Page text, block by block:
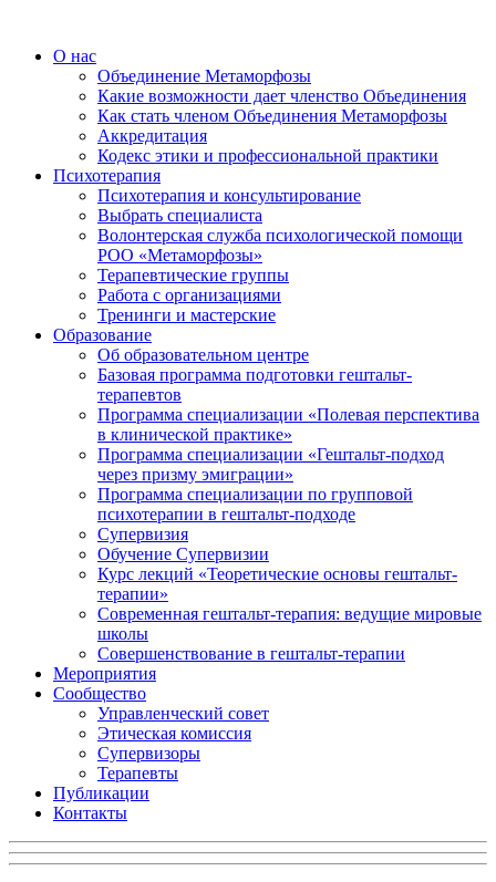
О нас
Объединение Метаморфозы
Какие возможности дает членство Объединения
Как стать членом Объединения Метаморфозы
Аккредитация
Кодекс этики и профессиональной практики
Психотерапия
Психотерапия и консультирование
Выбрать специалиста
Волонтерская служба психологической помощи
РОО «Метаморфозы»
Терапевтические группы
Работа с организациями
Тренинги и мастерские
Образование
Об образовательном центре
Базовая программа подготовки гештальт-
терапевтов
Программа специализации «Полевая перспектива
в клинической практике»
Программа специализации «Гештальт-подход
через призму эмиграции»
Программа специализации по групповой
психотерапии в гештальт-подходе
Супервизия
Обучение Супервизии
Курс лекций «Теоретические основы гештальт-
терапии»
Современная гештальт-терапия: ведущие мировые
школы
Совершенствование в гештальт-терапии
Мероприятия
Сообщество
Управленческий совет
Этическая комиссия
Супервизоры
Терапевты
Публикации
Контакты